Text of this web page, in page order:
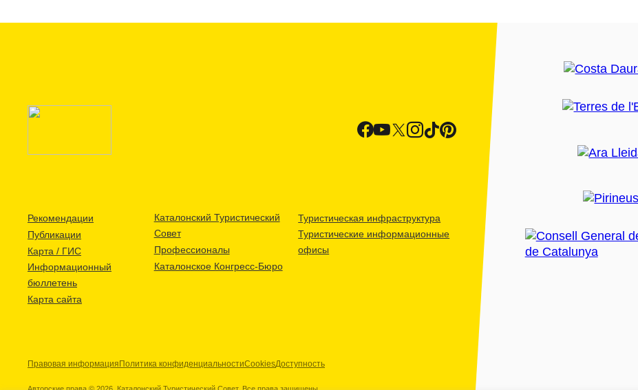
Рекомендации
Публикации
Карта / ГИС
Информационный
бюллетень
Карта сайта
Каталонский Туристический
Совет
Профессионалы
Каталонское Конгресс-Бюро
Туристическая инфраструктура
Туристические информационные
офисы
Правовая информация Политика конфиденциальностиCookiesДоступность